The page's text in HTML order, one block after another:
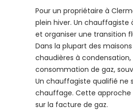
Pour un propriétaire à
plein hiver. Un chauffagiste
et organiser une transition
Dans la plupart des
chaudières à
consommation de gaz,
Un chauffagiste qualifié ne
chauffage. Cette approche
sur la facture de gaz.